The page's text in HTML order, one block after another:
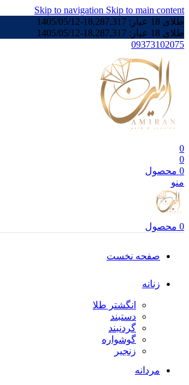
Skip to navigation Skip to main content
طلای 18 عیار:
18,287,317
-
1405/05/12
طلای 18 عیار:
18,287,317
-
1405/05/12
09373102075
0
0
0 محصول
منو
0 محصول
صفحه نخست
زنانه
انگشتر طلا
دستبند
گردنبند
گوشواره
زنجیر
مردانه